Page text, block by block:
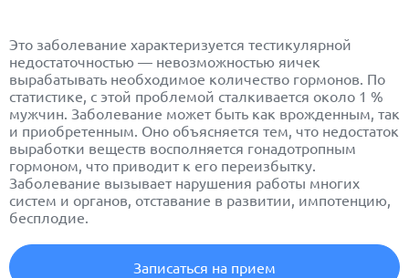
Это заболевание характеризуется тестикулярной
недостаточностью — невозможностью яичек
вырабатывать необходимое количество гормонов. По
статистике, с этой проблемой сталкивается около 1 %
мужчин. Заболевание может быть как врожденным, так
и приобретенным. Оно объясняется тем, что недостаток
выработки веществ восполняется гонадотропным
гормоном, что приводит к его переизбытку.
Заболевание вызывает нарушения работы многих
систем и органов, отставание в развитии, импотенцию,
бесплодие.
Записаться на прием